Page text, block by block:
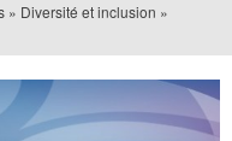
» Diversité et inclusion »